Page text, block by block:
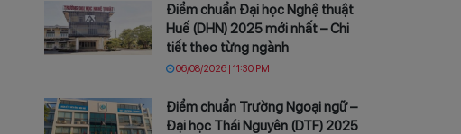
Điểm chuẩn Đại học Nghệ thuật
Huế (DHN) 2025 mới nhất – Chi
tiết theo từng ngành
06/08/2026 | 11:30 PM
Điểm chuẩn Trường Ngoại ngữ –
Đại học Thái Nguyên (DTF) 2025